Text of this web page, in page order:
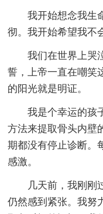
我开始想念我生
彻。我开始希望我不
我们在世界上哭
誓，上帝一直在嘲笑
的阳光就是明证。
我是个幸运的孩
方法来提取骨头内壁
期都没有停止诊断。
感激。
几天前，我刚刚
仍然感到紧张。我努